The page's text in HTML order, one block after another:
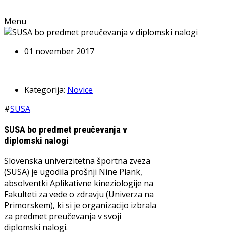
Menu
01 november 2017
Kategorija: Novice
#SUSA
SUSA bo predmet preučevanja v
diplomski nalogi
Slovenska univerzitetna športna zveza
(SUSA) je ugodila prošnji Nine Plank,
absolventki Aplikativne kineziologije na
Fakulteti za vede o zdravju (Univerza na
Primorskem), ki si je organizacijo izbrala
za predmet preučevanja v svoji
diplomski nalogi.